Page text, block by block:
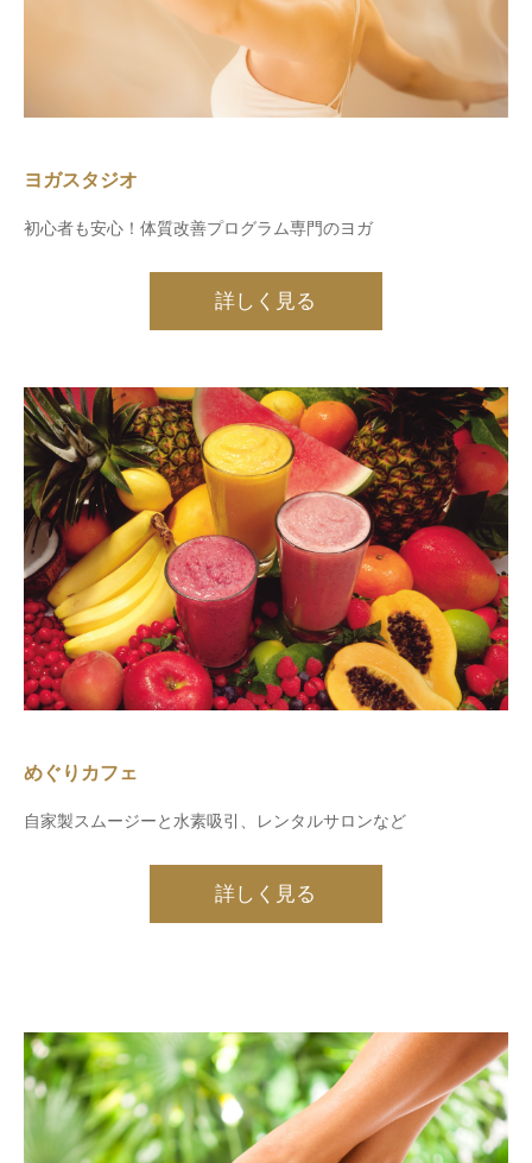
ヨガスタジオ
初心者も安心！体質改善プログラム専門のヨガ
詳しく見る
めぐりカフェ
自家製スムージーと水素吸引、レンタルサロンなど
詳しく見る